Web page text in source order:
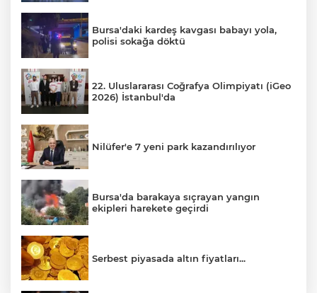
Bursa'daki kardeş kavgası babayı yola,
polisi sokağa döktü
22. Uluslararası Coğrafya Olimpiyatı (iGeo
2026) İstanbul'da
Nilüfer'e 7 yeni park kazandırılıyor
Bursa'da barakaya sıçrayan yangın
ekipleri harekete geçirdi
Serbest piyasada altın fiyatları...